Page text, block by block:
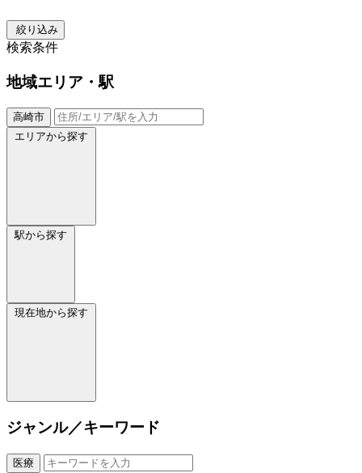
絞り込み
検索条件
地域エリア・駅
高崎市
エリアから探す
駅から探す
現在地から探す
ジャンル／キーワード
医療